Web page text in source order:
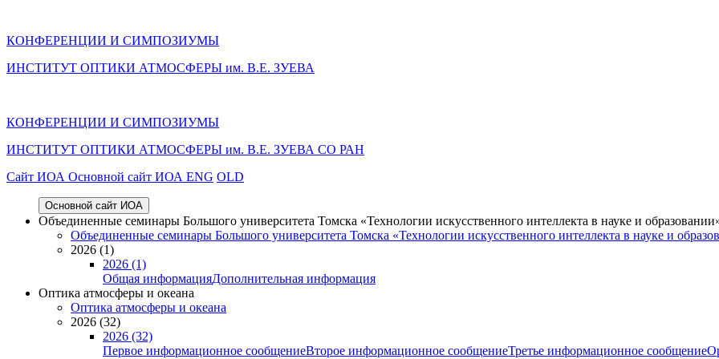
КОНФЕРЕНЦИИ И СИМПОЗИУМЫ
ИНСТИТУТ ОПТИКИ АТМОСФЕРЫ им. В.Е. ЗУЕВА
КОНФЕРЕНЦИИ И СИМПОЗИУМЫ
ИНСТИТУТ ОПТИКИ АТМОСФЕРЫ им. В.Е. ЗУЕВА СО РАН
Cайт ИОА Основной сайт ИОА ENG OLD
Основной сайт ИОА
Объединенные семинары Большого университета Томска «Технологии искусственного интеллекта в науке и
Объединенные семинары Большого университета Томска «Технологии искусственного интеллекта в науке и
2026 (1)
2026 (1)
Общая информацияДополнительная информация
Оптика атмосферы и океана
Оптика атмосферы и океана
2026 (32)
2026 (32)
Первое информационное сообщениеВторое информационное сообщениеТретье информационное сообщение